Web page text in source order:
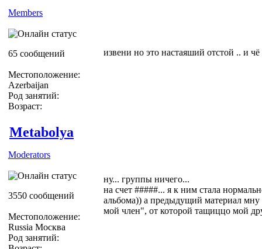
Members
65 сообщений
Местоположение:
Azerbaijan
Род занятий:
Возраст:
извени но это настаяший отстой .. и чё
Metabolya
Moderators
3550 сообщений
Местоположение:
Russia Москва
Род занятий:
ну... группы ничего...
на счет #####... я к ним стала
альбома)) а предыдущий материал
мой член", от которой тащиццо мой